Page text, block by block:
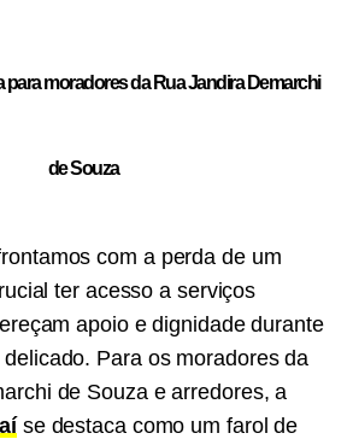
para moradores da Rua Jandira Demarchi
de Souza
com a perda de um
ter acesso a serviços
apoio e dignidade durante
Para os moradores da
de Souza e arredores, a
se destaca como um farol de